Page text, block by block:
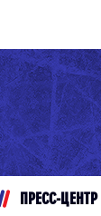
ПРЕСС-ЦЕНТР